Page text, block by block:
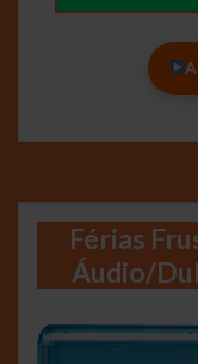
Férias
Áudio/